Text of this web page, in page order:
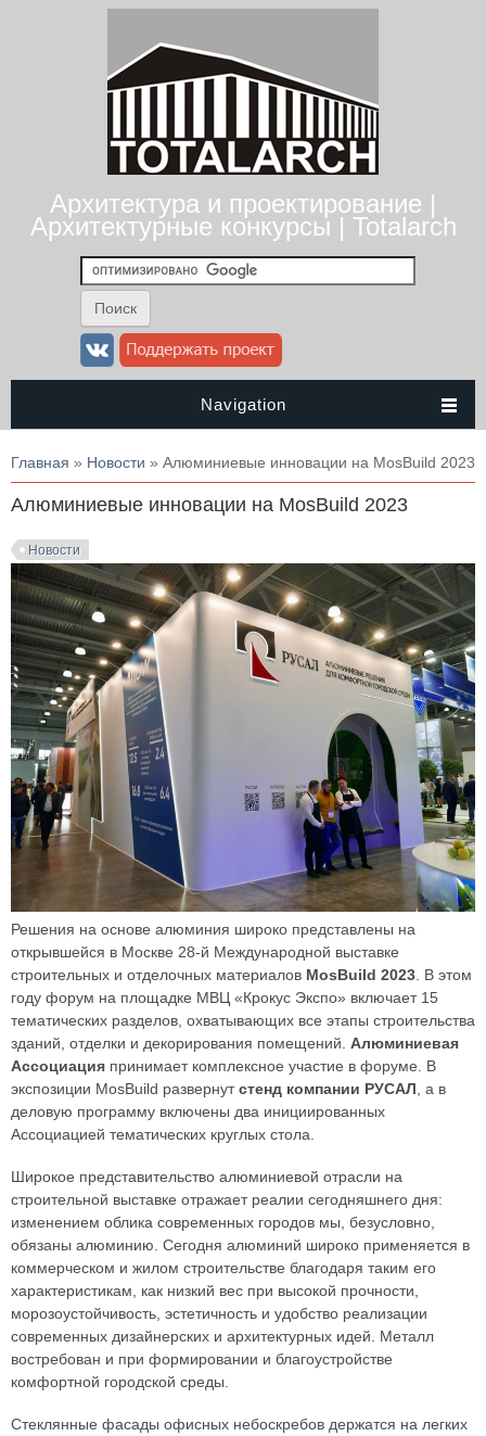
Архитектура и проектирование |
Архитектурные конкурсы | Totalarch
Navigation
Вы здесь
Главная » Новости » Алюминиевые инновации на MosBuild 2023
Алюминиевые инновации на MosBuild 2023
Новости
Решения на основе алюминия широко представлены на
открывшейся в Москве 28-й Международной выставке
строительных и отделочных материалов MosBuild 2023. В этом
году форум на площадке МВЦ «Крокус Экспо» включает 15
тематических разделов, охватывающих все этапы строительства
зданий, отделки и декорирования помещений. Алюминиевая
Ассоциация принимает комплексное участие в форуме. В
экспозиции MosBuild развернутстенд компании РУСАЛ, а в
деловую программу включены два инициированных
Ассоциацией тематических круглых стола.
Широкое представительство алюминиевой отрасли на
строительной выставке отражает реалии сегодняшнего дня:
изменением облика современных городов мы, безусловно,
обязаны алюминию. Сегодня алюминий широко применяется в
коммерческом и жилом строительстве благодаря таким его
характеристикам, как низкий вес при высокой прочности,
морозоустойчивость, эстетичность и удобство реализации
современных дизайнерских и архитектурных идей. Металл
востребован и при формировании и благоустройстве
комфортной городской среды.
Стеклянные фасады офисных небоскребов держатся на легких